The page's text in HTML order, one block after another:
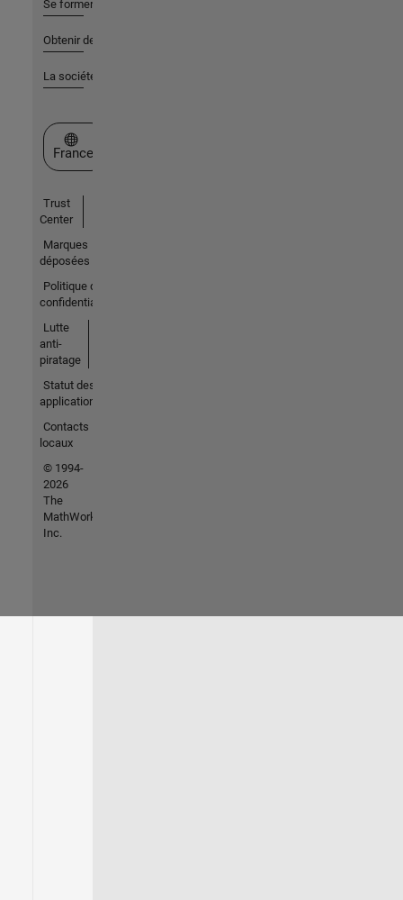
Se former
Obtenir de l'aide
La société
Sélectionner un site web
France
Trust
Center
Marques
déposées
Politique de
confidentialité
Lutte
anti-
piratage
Statut des
applications
Contacts
locaux
© 1994-
2026
The
MathWorks,
Inc.